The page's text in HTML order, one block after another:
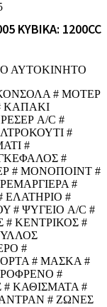
ΚΥΒΙΚΑ: 1200CC
ΑΥΤΟΚΙΝΗΤΟ
# ΜΟΤΕΡ
ΚΑΠΑΚΙ
A/C #
#
#
#
# ΜΟΝΟΠΟΙΝΤ #
#
ΕΛΑΤΗΡΙΟ #
# ΨΥΓΕΙΟ A/C #
ΚΕΝΤΡΙΚΟΣ #
#
# ΜΑΣΚΑ #
#
ΚΑΘΙΣΜΑΤΑ #
# ΖΩΝΕΣ